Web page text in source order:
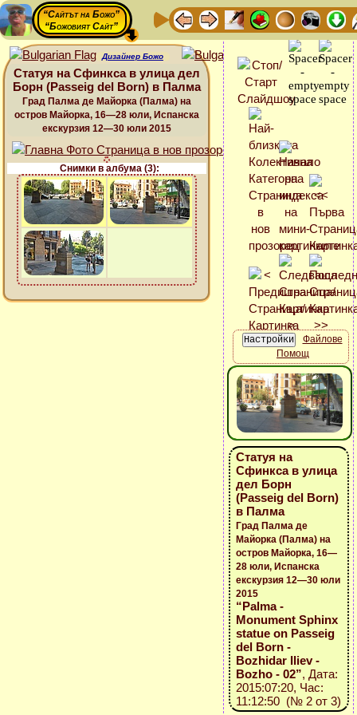
“Сайтът на Божо”
“Божовият Сайт”
Дизайнер Божо
Статуя на Сфинкса в улица дел
Борн (Passeig del Born) в Палма
Град Палма де Майорка (Палма) на
остров Майорка, 16—28 юли, Испанска
екскурзия 12—30 юли 2015
Снимки в албума (3):
Файлове
Помощ
Статуя на
Сфинкса в улица
дел Борн
(Passeig del Born)
в Палма
Град Палма де
Майорка (Палма) на
остров Майорка, 16—
28 юли, Испанска
екскурзия 12—30 юли
2015
“Palma -
Monument Sphinx
statue on Passeig
del Born -
Bozhidar Iliev -
Bozho - 02”, Дата:
2015:07:20, Час:
11:12:50 (№ 2 от 3)